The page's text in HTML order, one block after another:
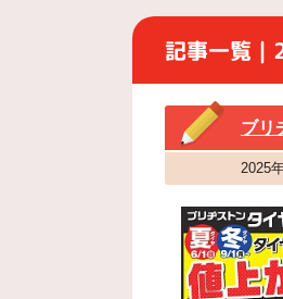
記事一覧
ブリ
2025